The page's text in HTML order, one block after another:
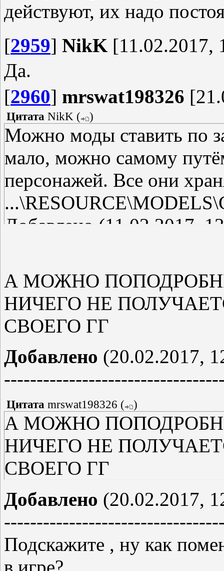
действуют, их надо
[2959] NikK [11.02.2017,
Да.
[2960] mrswat198326
Цитата NikK ( )
Можно моды ставить по
мало, можно самому
персонажей. Все они
Добавлено (11.02.2017,
Посмотреть название
можно в специальном
А МОЖНО
НИЧЕГО НЕ
СВОЕГО ГГ
Добавлено (20.02.2017,
Цитата mrswat198326 ( )
А МОЖНО
НИЧЕГО НЕ
СВОЕГО ГГ
Добавлено (20.02.2017,
Подскажите , ну как